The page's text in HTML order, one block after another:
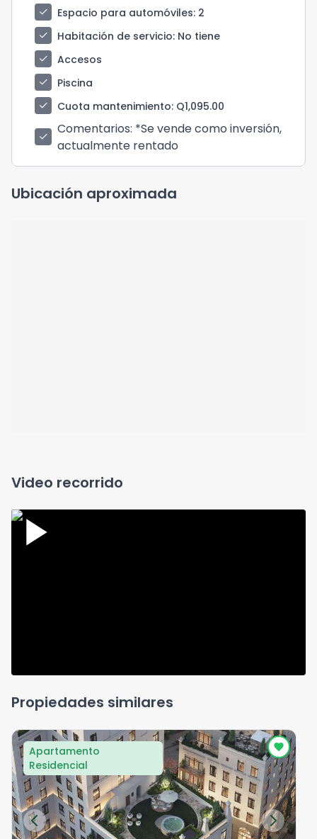
check
Espacio para automóviles: 2
check
Habitación de servicio: No tiene
check
Accesos
check
Piscina
check
Cuota mantenimiento: Q1,095.00
check Comentarios: *Se vende como inversión,
actualmente rentado
Ubicación aproximada
Video recorrido
Propiedades similares
Apartamento
Residencial